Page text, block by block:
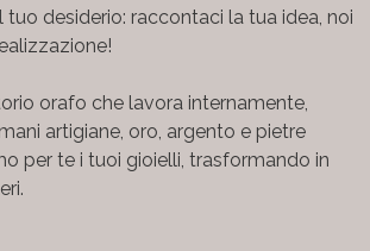
desiderio: raccontaci la tua idea, noi
orafo che lavora internamente,
artigiane, oro, argento e pietre
per te i tuoi gioielli, trasformando in